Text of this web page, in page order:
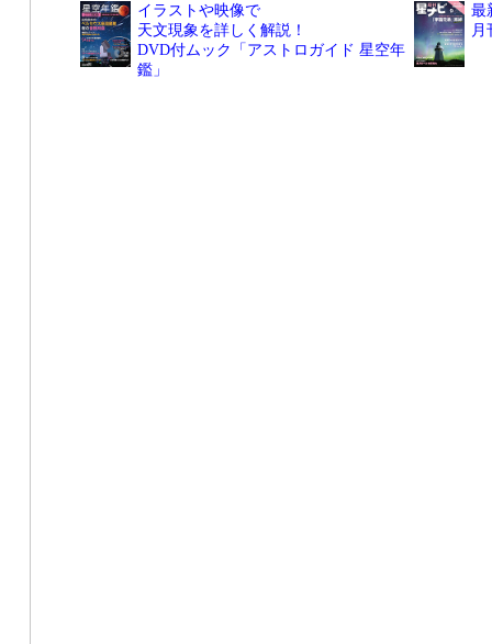
イラストや映像で
天文現象を詳しく解説！
DVD付ムック「アストロガイド 星空年
鑑」
最